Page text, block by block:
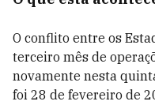
O conflito entre os
terceiro mês de
novamente nesta
foi 28 de fevereiro de